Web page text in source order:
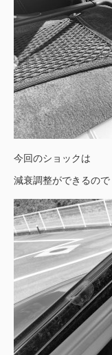
今回のショックは
減衰調整ができるので